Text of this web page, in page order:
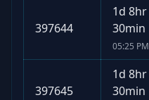
397644
1d 8hr
30min
05:25 PM
397645
1d 8hr
30min